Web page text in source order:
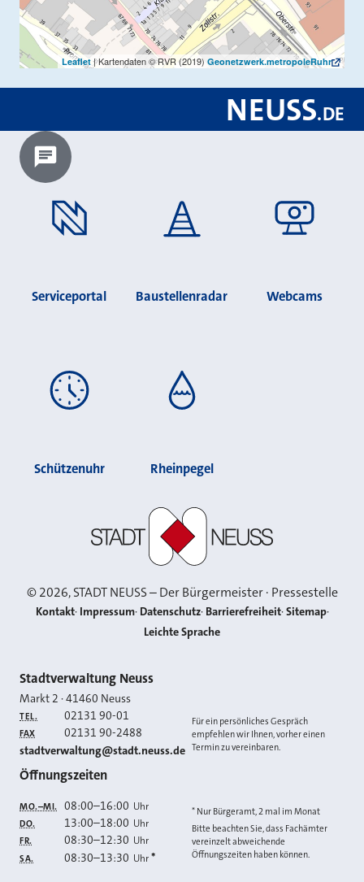
Leaflet| Kartendaten © RVR (2019) Geonetzwerk.metropoleRuhr
NEUSS.DE
Chatbot laden?
Serviceportal Baustellenradar Webcams
Schützenuhr Rheinpegel
©2026, STADT NEUSS – Der Bürgermeister · Pressestelle
Kontakt Impressum Datenschutz Barrierefreiheit Sitemap
Leichte Sprache
Kontakt
Stadtverwaltung Neuss
Markt 2 ·41460 Neuss
TEL. 02131 90-01
FAX 02131 90-2488
E-MAIL
stadtverwaltung@stadt.neuss.de
Für ein persönliches Gespräch
empfehlen wir Ihnen, vorher einen
Termin zu vereinbaren.
Öffnungszeiten
MO.–MI. 08:00–16:00 Uhr
DO. 13:00–18:00 Uhr
FR. 08:30–12:30 Uhr
SA. 08:30–13:30 Uhr *
* Nur Bürgeramt, 2 mal im Monat
Bitte beachten Sie, dass Fachämter
vereinzelt abweichende
Öffnungszeiten haben können.